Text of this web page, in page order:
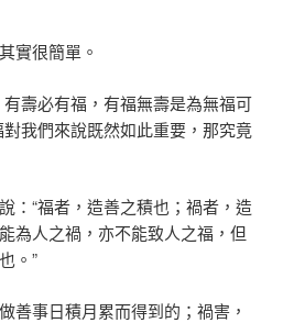
實很簡單。
壽必有福，有福無壽是為無福可
我們來說既然如此重要，那究竟
：“福者，造善之積也；禍者，造
為人之禍，亦不能致人之福，但
。”
善事日積月累而得到的；禍害，